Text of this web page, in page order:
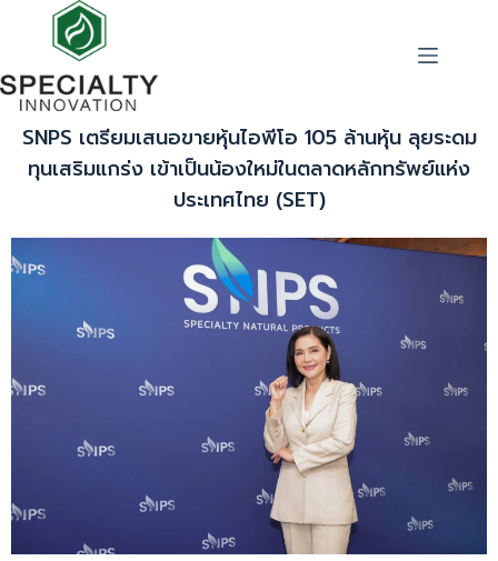
SNPS เตรียมเสนอขายหุ้นไอพีโอ 105 ล้านหุ้น ลุยระดม
ทุนเสริมแกร่ง เข้าเป็นน้องใหม่ในตลาดหลักทรัพย์แห่ง
ประเทศไทย (SET)